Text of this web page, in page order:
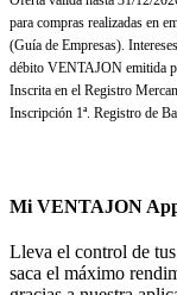
para compras realizadas en
(Guía de Empresas).
débito VENTAJON emitida
Inscrita en el Registro
Inscripción 1ª. Registro de
Mi VENTAJON
Lleva el control de
saca el máximo